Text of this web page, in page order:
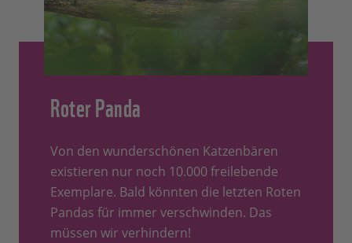
Roter Panda
Von den wunderschönen Katzenbären
existieren nur noch 10.000 freilebende
Exemplare. Bald könnten die letzten Roten
Pandas für immer verschwinden. Das
müssen wir verhindern!